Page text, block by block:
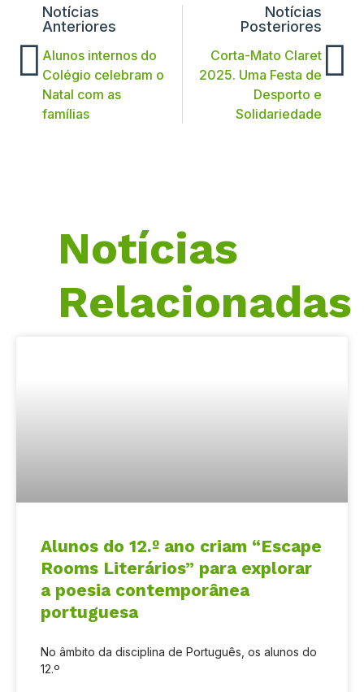
Notícias
Anteriores
Alunos internos do
Colégio celebram o
Natal com as
famílias
Notícias
Posteriores
Corta-Mato Claret
2025. Uma Festa de
Desporto e
Solidariedade
Notícias
Relacionadas
Alunos do 12.º ano criam “Escape
Rooms Literários” para explorar
a poesia contemporânea
portuguesa
No âmbito da disciplina de Português, os alunos do
12.º